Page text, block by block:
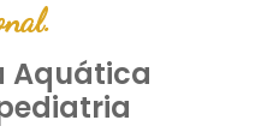
Aquática